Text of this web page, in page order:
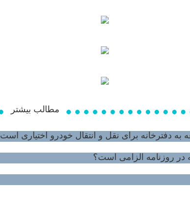
مطالب بیشتر
به دفترخانه برای نقل و انتقال خودرو اختیاری است
در روزنامه الزامی است؟